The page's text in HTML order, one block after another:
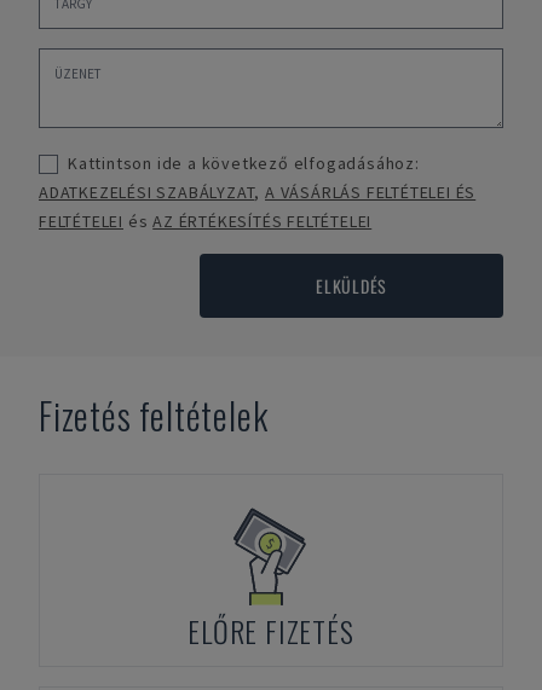
Kattintson ide a következő elfogadásához:
ADATKEZELÉSI SZABÁLYZAT,A VÁSÁRLÁS FELTÉTELEI ÉS
FELTÉTELEI ésAZ ÉRTÉKESÍTÉS FELTÉTELEI
ELKÜLDÉS
Fizetés feltételek
ELŐRE FIZETÉS